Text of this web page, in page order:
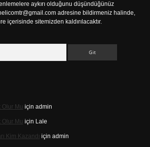
aykırı olduğunu düşündüğünüz
adresine bildirmeniz halinde,
içerisinde sitemizden kaldırılacaktır.
Olur Mu için admin
Olur Mu için Lale
Kim Kazandı için admin